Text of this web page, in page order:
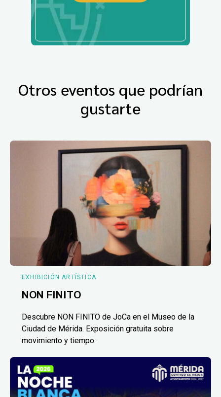
Otros eventos que podrían
gustarte
EXHIBICIÓN ARTÍSTICA
NON FINITO
Descubre NON FINITO de JoCa en el Museo de la
Ciudad de Mérida. Exposición gratuita sobre
movimiento y tiempo.